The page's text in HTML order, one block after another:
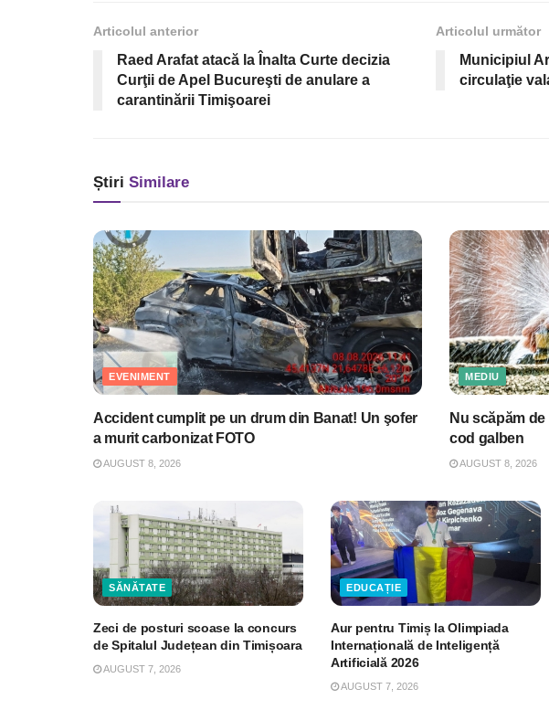
Articolul anterior
Raed Arafat atacă la Înalta Curte decizia
Curţii de Apel Bucureşti de anulare a
carantinării Timişoarei
Articolul următor
Municipiul
circulaţie
Știri Similare
EVENIMENT
Accident cumplit pe un drum din Banat! Un şofer
a murit carbonizat FOTO
AUGUST 8, 2026
MEDIU
Nu scăpăm
cod galben
AUGUST 8, 2026
SĂNĂTATE
Zeci de posturi scoase la concurs
de Spitalul Județean din Timișoara
AUGUST 7, 2026
EDUCAȚIE
Aur pentru Timiș la Olimpiada
Internațională de Inteligență
Artificială 2026
AUGUST 7, 2026